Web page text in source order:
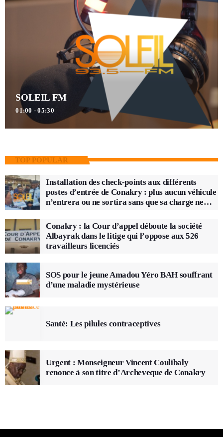
SOLEIL FM
01:00 - 05:30
TOP POPULAR
Installation des check-points aux différents
postes d’entrée de Conakry : plus aucun véhicule
n’entrera ou ne sortira sans que sa charge ne
Conakry : la Cour d’appel déboute la société
Albayrak dans le litige qui l’oppose aux 526
travailleurs licenciés
SOS pour le jeune Amadou Yéro BAH souffrant
d’une maladie mystérieuse
Santé: Les pilules contraceptives
Urgent : Monseigneur Vincent Coulibaly
renonce à son titre d’Archeveque de Conakry